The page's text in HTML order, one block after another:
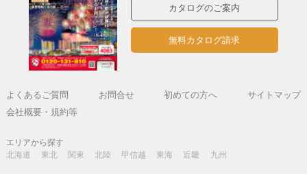
カタログのご案内
無料カタログ請求
よくあるご質問 お問合せ 初めての方へ
サイトマップ
会社概要・規約等
エリアから探す
北海道
東北 関東 北陸 甲信越 東海 近畿 九州